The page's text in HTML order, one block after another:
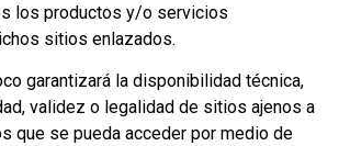
los productos y/o servicios
sitios enlazados.
garantizará la disponibilidad técnica,
validez o legalidad de sitios ajenos a
que se pueda acceder por medio de